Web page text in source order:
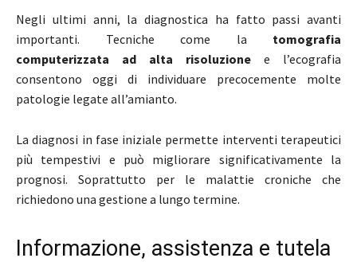
Negli ultimi anni, la diagnostica ha fatto passi avanti
importanti. Tecniche come la tomografia
computerizzata ad alta risoluzione e l’ecografia
consentono oggi di individuare precocemente molte
patologie legate all’amianto.
La diagnosi in fase iniziale permette interventi terapeutici
più tempestivi e può migliorare significativamente la
prognosi. Soprattutto per le malattie croniche che
richiedono una gestione a lungo termine.
Informazione, assistenza e tutela